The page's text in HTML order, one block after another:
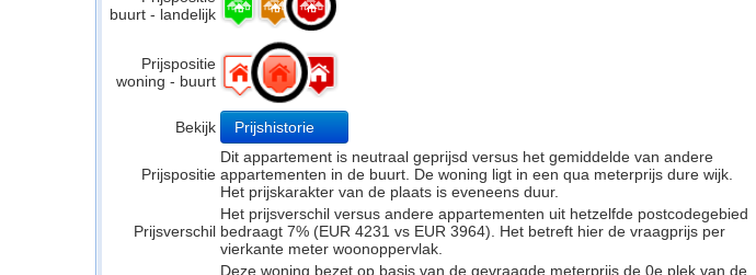
buurt - landelijk
Prijspositie
woning - buurt
Bekijk Prijshistorie
Prijspositie
Dit appartement is neutraal geprijsd versus het gemiddelde van andere
appartementen in de buurt. De woning ligt in een qua meterprijs dure wijk.
Het prijskarakter van de plaats is eveneens duur.
Prijsverschil
Het prijsverschil versus andere appartementen uit hetzelfde postcodegebied
bedraagt 7% (EUR 4231 vs EUR 3964). Het betreft hier de vraagprijs per
vierkante meter woonoppervlak.
Deze woning bezet op basis van de gevraagde meterprijs de 0e plek van de